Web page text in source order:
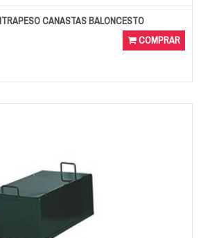
CANASTAS BALONCESTO
COMPRAR